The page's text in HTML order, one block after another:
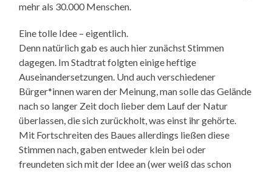
mehr als 30.000 Menschen.
Eine tolle Idee – eigentlich.
Denn natürlich gab es auch hier zunächst Stimmen
dagegen. Im Stadtrat folgten einige heftige
Auseinandersetzungen. Und auch verschiedener
Bürger*innen waren der Meinung, man solle das Gelände
nach so langer Zeit doch lieber dem Lauf der Natur
überlassen, die sich zurückholt, was einst ihr gehörte.
Mit Fortschreiten des Baues allerdings ließen diese
Stimmen nach, gaben entweder klein bei oder
freundeten sich mit der Idee an (wer weiß das schon